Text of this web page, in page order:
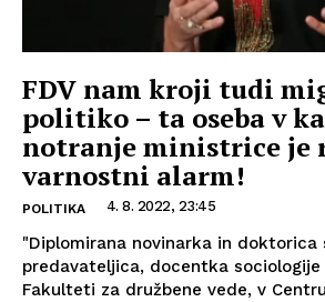
FDV nam kroji tudi
politiko – ta oseba v
notranje ministrice je
varnostni alarm!
POLITIKA 4. 8. 2022, 23:45
"Diplomirana novinarka in doktorica
predavateljica, docentka
Fakulteti za družbene vede, v